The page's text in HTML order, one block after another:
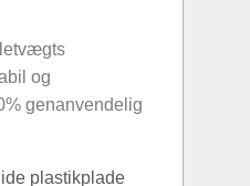
og
genanvendelig
plastikplade